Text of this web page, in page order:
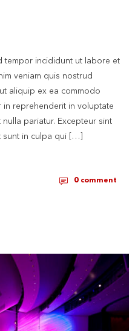
tempor incididunt ut labore et
veniam quis nostrud
aliquip ex ea commodo
in reprehenderit in voluptate
pariatur. Excepteur sint
in culpa qui […]
0 comment